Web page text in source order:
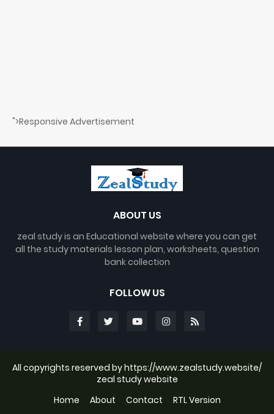
">Responsive Advertisement
ABOUT US
zeal study is an Educational website where you can get
all the study materials lesson plan, worksheets, question
bank collection
FOLLOW US
All copyrights reserved by https://www.zealstudy.website/
zeal study website
Home
About Contact RTL Version